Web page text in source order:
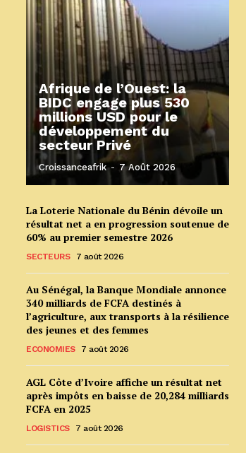
Afrique de l’Ouest: la
BIDC engage plus 530
millions USD pour le
développement du
secteur Privé
Croissanceafrik - 7 Août 2026
La Loterie Nationale du Bénin dévoile un
résultat net a en progression soutenue de
60% au premier semestre 2026
SECTEURS 7 août 2026
Au Sénégal, la Banque Mondiale annonce
340 milliards de FCFA destinés à
l’agriculture, aux transports à la résilience
des jeunes et des femmes
ECONOMIES 7 août 2026
AGL Côte d’Ivoire affiche un résultat net
après impôts en baisse de 20,284 milliards
FCFA en 2025
LOGISTICS 7 août 2026